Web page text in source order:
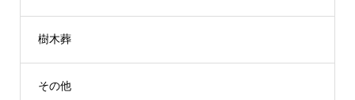
樹木葬
その他